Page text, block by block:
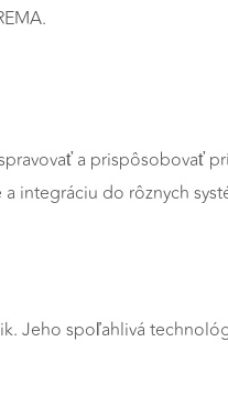
a prispôsobovať
integráciu do rôznych
Jeho spoľahlivá